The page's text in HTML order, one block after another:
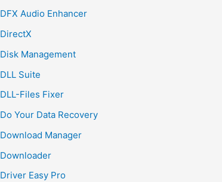
DFX Audio Enhancer
DirectX
Disk Management
DLL Suite
DLL-Files Fixer
Do Your Data Recovery
Download Manager
Downloader
Driver Easy Pro